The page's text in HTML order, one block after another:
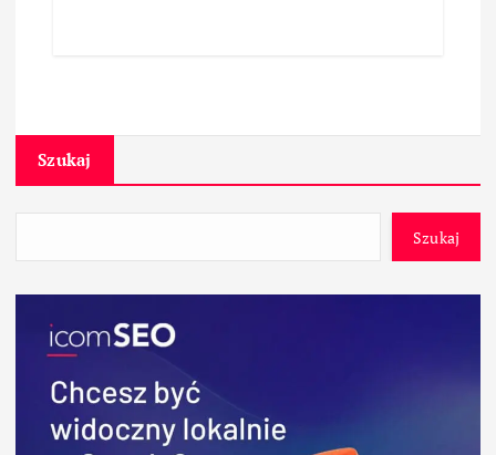
Szukaj
Szukaj